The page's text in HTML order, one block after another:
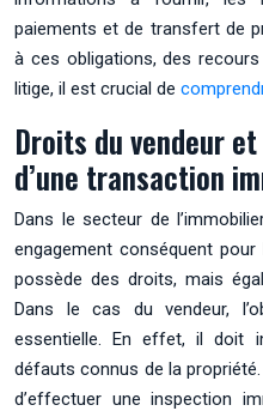
paiements et de transfert de
à ces obligations, des
litige, il est crucial de
Droits du vendeur
d’une transaction
Dans le secteur de
engagement conséquent pour
possède des droits, mais
Dans le cas du vendeur,
essentielle. En effet, il doit
défauts connus de la
d’effectuer une inspection